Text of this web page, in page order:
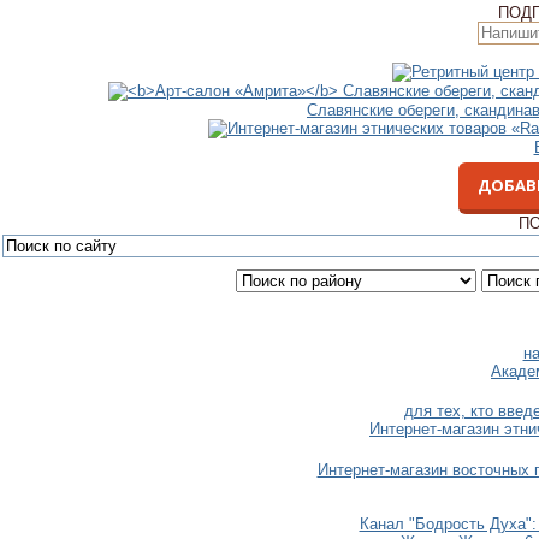
Славянские обереги,
для тех, кто
Интернет-магазин
Интернет-магазин
Канал "Бодрость